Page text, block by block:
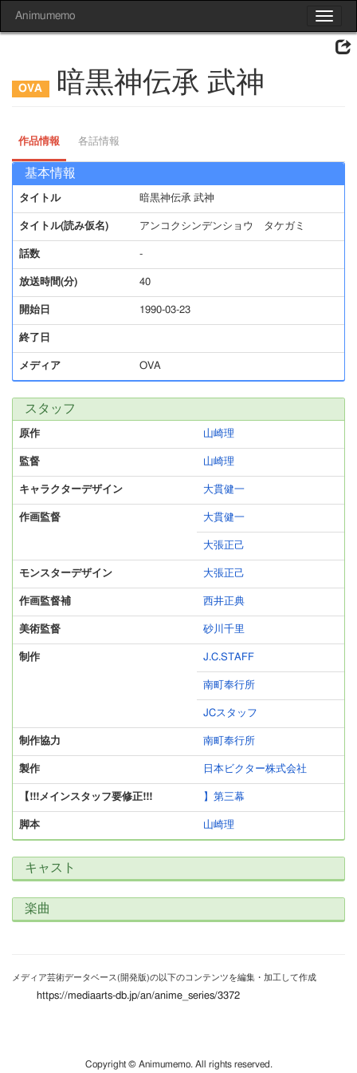
Toggle
Animumemo
暗黒神伝承 武神
作品情報 各話情報
基本情報
タイトル 暗黒神伝承 武神
タイトル(読み仮名) アンコクシンデンショウ タケガミ
話数 -
放送時間(分) 40
開始日 1990-03-23
終了日
メディア OVA
スタッフ
原作 山崎理
監督 山崎理
キャラクターデザイン 大貫健一
作画監督 大貫健一
大張正己
モンスターデザイン 大張正己
作画監督補 西井正典
美術監督 砂川千里
制作 J.C.STAFF
南町奉行所
JCスタッフ
制作協力 南町奉行所
製作 日本ビクター株式会社
【!!!メインスタッフ要修正!!! 】第三幕
脚本 山崎理
キャスト
楽曲
メディア芸術データベース(開発版)の以下のコンテンツを編集・加工して作成
https://mediaarts-db.jp/an/anime_series/3372
Copyright © Animumemo. All rights reserved.